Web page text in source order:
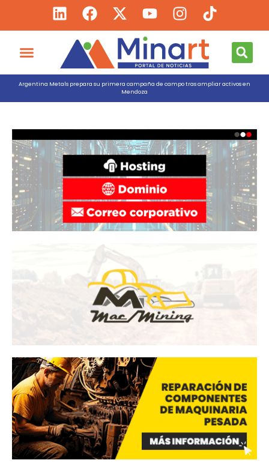
Argentina Metals prepara su primera campaña de campo tras ampliar activos en
Mendoza